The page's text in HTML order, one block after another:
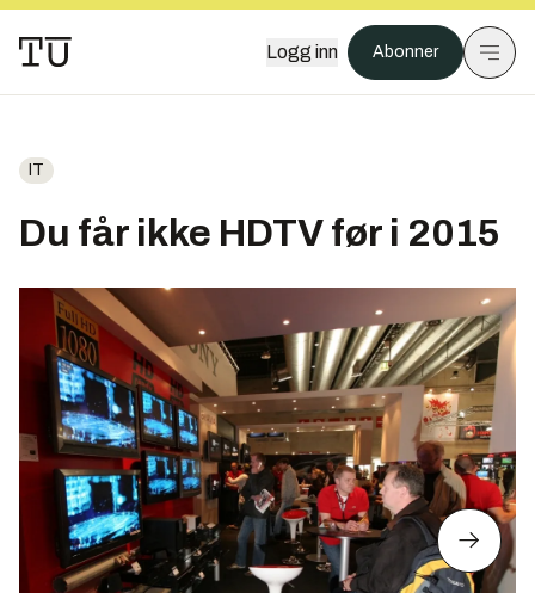
Logg inn Abonner
IT
Du får ikke HDTV før i 2015